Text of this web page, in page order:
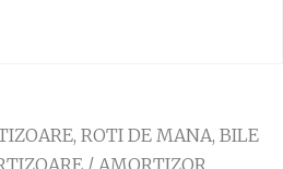
ROTI DE MANA, BILE
/ AMORTIZOR